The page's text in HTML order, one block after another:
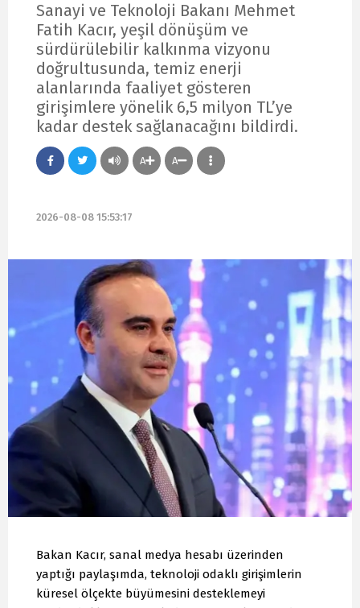
Sanayi ve Teknoloji Bakanı Mehmet
Fatih Kacır, yeşil dönüşüm ve
sürdürülebilir kalkınma vizyonu
doğrultusunda, temiz enerji
alanlarında faaliyet gösteren
girişimlere yönelik 6,5 milyon TL’ye
kadar destek sağlanacağını bildirdi.
A A
2026-08-08 15:53:17
Bakan Kacır, sanal medya hesabı üzerinden
yaptığı paylaşımda, teknoloji odaklı girişimlerin
küresel ölçekte büyümesini desteklemeyi